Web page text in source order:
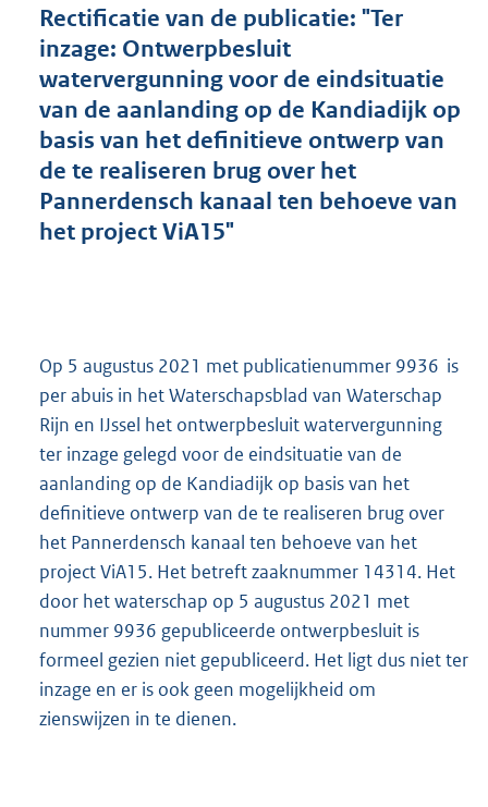
r
o
t
t
:
2
0
Rectificatie van de publicatie: "Ter
inzage: Ontwerpbesluit
watervergunning voor de eindsituatie
van de aanlanding op de Kandiadijk op
basis van het definitieve ontwerp van
de te realiseren brug over het
Pannerdensch kanaal ten behoeve van
het project ViA15"
Op 5 augustus 2021 met publicatienummer 9936 is
per abuis in het Waterschapsblad van Waterschap
Rijn en IJssel het ontwerpbesluit watervergunning
ter inzage gelegd voor de eindsituatie van de
aanlanding op de Kandiadijk op basis van het
definitieve ontwerp van de te realiseren brug over
het Pannerdensch kanaal ten behoeve van het
project ViA15. Het betreft zaaknummer 14314. Het
door het waterschap op 5 augustus 2021 met
nummer 9936 gepubliceerde ontwerpbesluit is
formeel gezien niet gepubliceerd. Het ligt dus niet ter
inzage en er is ook geen mogelijkheid om
zienswijzen in te dienen.